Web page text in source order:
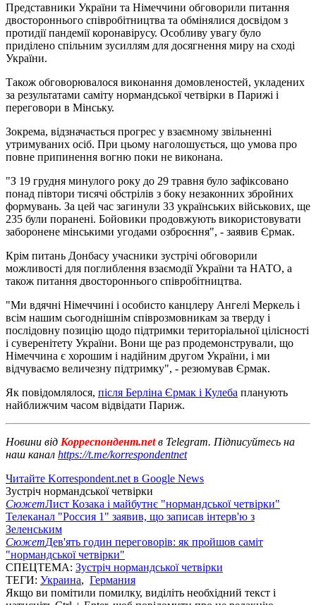
Представники України та Німеччини обговорили питання
двостороннього співробітництва та обмінялися досвідом з
протидії пандемії коронавірусу. Особливу увагу було
приділено спільним зусиллям для досягнення миру на сході
України.
Також обговорювалося виконання домовленостей, укладених
за результатами саміту нормандської четвірки в Парижі і
переговори в Мінську.
Зокрема, відзначається прогрес у взаємному звільненні
утримуваних осіб. При цьому наголошується, що умова про
повне припинення вогню поки не виконана.
"З 19 ​​грудня минулого року до 29 травня було зафіксовано
понад півтори тисячі обстрілів з боку незаконних збройних
формувань. За цей час загинули 33 українських військових, ще
235 були поранені. Бойовики продовжують використовувати
заборонене мінськими угодами озброєння", - заявив Єрмак.
Крім питань Донбасу учасники зустрічі обговорили
можливості для поглиблення взаємодії України та НАТО, а
також питання двостороннього співробітництва.
"Ми вдячні Німеччині і особисто канцлеру Ангелі Меркель і
всім нашим сьогоднішнім співрозмовникам за тверду і
послідовну позицію щодо підтримки територіальної цілісності
і суверенітету України. Вони ще раз продемонстрували, що
Німеччина є хорошим і надійним другом України, і ми
відчуваємо величезну підтримку", - резюмував Єрмак.
Як повідомлялося, після Берліна Єрмак і Кулеба планують
найближчим часом відвідати Париж.
Новини від Корреспондент.netв Telegram. Підписуйтесь на
наш канал https://t.me/korrespondentnet
Читайте Korrespondent.net в Google News
Зустріч нормандської четвірки
СюжетЛист Козака і майбутнє "нормандської четвірки"
Телеканал "Россия 1" заявив, що записав інтерв'ю з
Зеленським
СюжетДев'ять годин переговорів: як пройшов саміт
"нормандської четвірки"
СПЕЦТЕМА: Зустріч нормандської четвірки
ТЕГИ: Украина, Германия
Якщо ви помітили помилку, виділіть необхідний текст і